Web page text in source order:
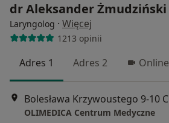
dr Aleksander Żmudziński
Laryngolog · Więcej
1213 opinii
Adres 1 Adres 2 Online
OLIMEDICA Centrum Medyczne